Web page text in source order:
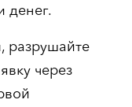
денег.
разрушайте
через